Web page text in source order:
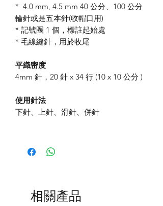
* 4.0 mm, 4.5 mm 40 公分、100 公分
輪針或是五本針(收帽口用)
* 記號圈 1 個，標註起始處
* 毛線縫針，用於收尾
平織密度
4mm 針，20 針 x 34 行 (10 x 10 公分 )
使用針法
下針、上針、滑針、併針
相關產品